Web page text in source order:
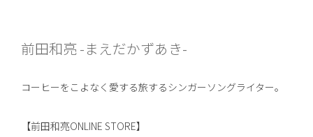
前田和亮 -まえだかずあき-
コーヒーをこよなく愛する旅するシンガーソングライター。
【前田和亮ONLINE STORE】